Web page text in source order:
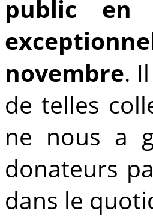
public en
novembre.
de telles
ne nous a
donateurs
dans le